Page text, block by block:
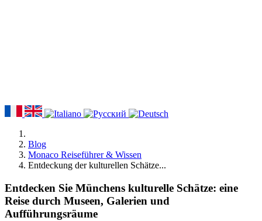
Blog
Monaco Reiseführer & Wissen
Entdeckung der kulturellen Schätze...
Entdecken Sie Münchens kulturelle Schätze: eine
Reise durch Museen, Galerien und
Aufführungsräume